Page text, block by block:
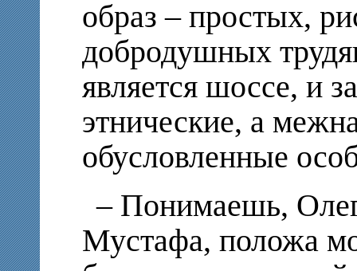
образ – простых,
добродушных
является шоссе, и
этнические, а
обусловленные
– Понимаешь,
Мустафа, положа